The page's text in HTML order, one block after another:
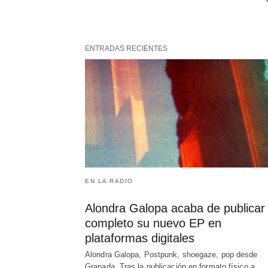
ENTRADAS RECIENTES
EN LA RADIO
Alondra Galopa acaba de publicar
completo su nuevo EP en
plataformas digitales
Alondra Galopa, Postpunk, shoegaze, pop desde